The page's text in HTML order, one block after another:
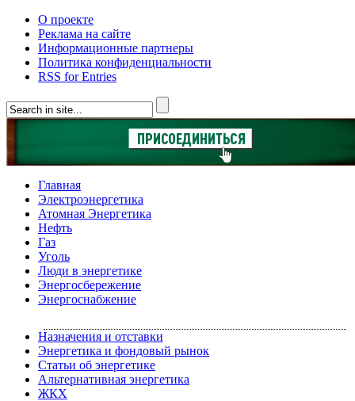
О проекте
Реклама на сайте
Информационные партнеры
Политика конфиденциальности
RSS for Entries
Главная
Электроэнергетика
Атомная Энергетика
Нефть
Газ
Уголь
Люди в энергетике
Энергосбережение
Энергоснабжение
Назначения и отставки
Энергетика и фондовый рынок
Статьи об энергетике
Альтернативная энергетика
ЖКХ